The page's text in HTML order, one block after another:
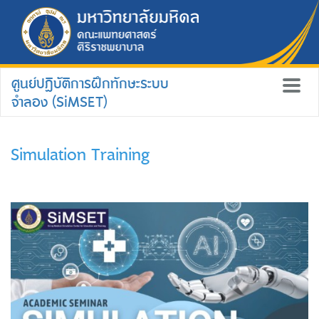
ศูนย์ปฏิบัติการฝึกทักษะระบบ
จำลอง (SiMSET)
Simulation Training